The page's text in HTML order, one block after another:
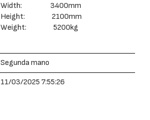
Width: 3400mm
Height: 2100mm
Weight: 5200kg
Segunda mano
11/03/2025 7:55:26